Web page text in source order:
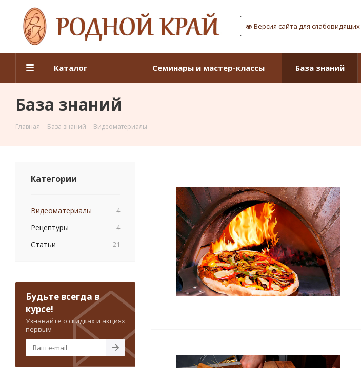
Версия сайта для слабовидящих
Каталог Семинары и мастер-классы База знаний
База знаний
Главная - База знаний - Видеоматериалы
Категории
Видеоматериалы 4
Рецептуры 4
Статьи 21
Будьте всегда в
курсе!
Узнавайте о скидках и акциях
первым